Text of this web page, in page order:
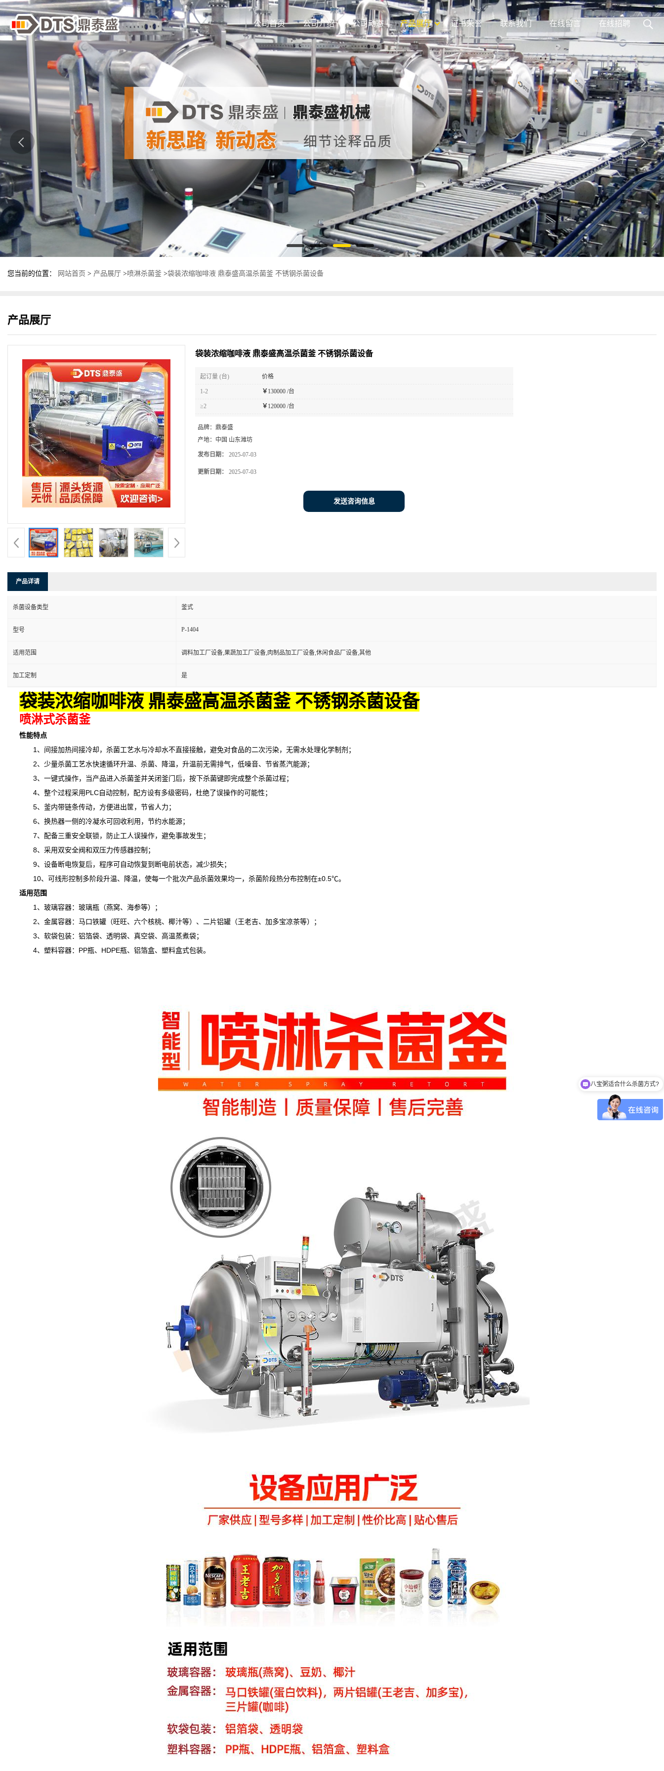
公司首页 公司介绍 公司动态 产品展厅 证书荣誉 联系我们 在线留言 在线招聘
您当前的位置： 网站首页 > 产品展厅 >喷淋杀菌釜 >袋装浓缩咖啡液 鼎泰盛高温杀菌釜 不锈钢杀菌设备
产品展厅
袋装浓缩咖啡液 鼎泰盛高温杀菌釜 不锈钢杀菌设备
起订量 (台) 价格
1-2 ￥ 130000 /台
≥2 ￥ 120000 /台
品牌： 鼎泰盛
产地： 中国 山东潍坊
发布日期： 2025-07-03
更新日期： 2025-07-03
发送咨询信息
产品详请
杀菌设备类型 釜式
型号 P-1404
适用范围 调料加工厂设备,果蔬加工厂设备,肉制品加工厂设备,休闲食品厂设备,其他
加工定制 是
袋装浓缩咖啡液 鼎泰盛高温杀菌釜 不锈钢杀菌设备
喷淋式杀菌釜
性能特点
1、间接加热间接冷却，杀菌工艺水与冷却水不直接接触，避免对食品的二次污染，无需水处理化学制剂；
2、少量杀菌工艺水快速循环升温、杀菌、降温，升温前无需排气，低噪音、节省蒸汽能源；
3、一键式操作，当产品进入杀菌釜并关闭釜门后，按下杀菌键即完成整个杀菌过程；
4、整个过程采用PLC自动控制，配方设有多级密码，杜绝了误操作的可能性；
5、釜内带链条传动，方便进出筐，节省人力；
6、换热器一侧的冷凝水可回收利用，节约水能源；
7、配备三重安全联锁，防止工人误操作，避免事故发生；
8、采用双安全阀和双压力传感器控制；
9、设备断电恢复后，程序可自动恢复到断电前状态，减少损失；
10、可线形控制多阶段升温、降温， 使每一个批次产品杀菌效果均一，杀菌阶段热分布控制在±0.5℃。
适用范围
1、玻璃容器：玻璃瓶（燕窝、海参等）；
2、金属容器：马口铁罐（旺旺、六个核桃、椰汁等）、二片铝罐（王老吉、加多宝凉茶等）；
3、软袋包装：铝箔袋、透明袋、真空袋、高温蒸煮袋；
4、塑料容器：PP瓶、HDPE瓶、铝箔盒、塑料盒式包装。
肉制品适合什么杀菌方式?